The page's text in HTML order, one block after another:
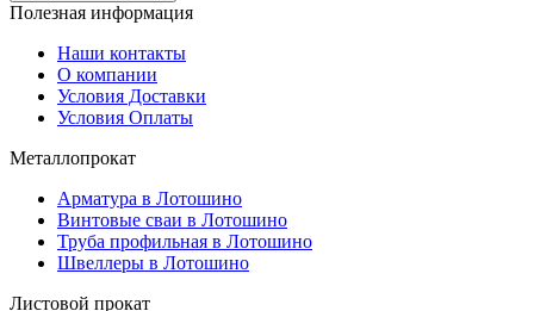
Полезная информация
Наши контакты
О компании
Условия Доставки
Условия Оплаты
Металлопрокат
Арматура в Лотошино
Винтовые сваи в Лотошино
Труба профильная в Лотошино
Швеллеры в Лотошино
Листовой прокат